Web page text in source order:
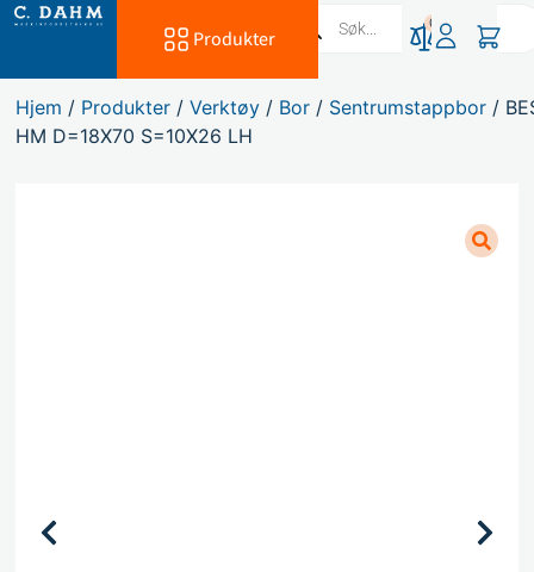
Produkter
0
Hjem / Produkter /Verktøy / Bor / Sentrumstappbor /
HM D=18X70 S=10X26 LH